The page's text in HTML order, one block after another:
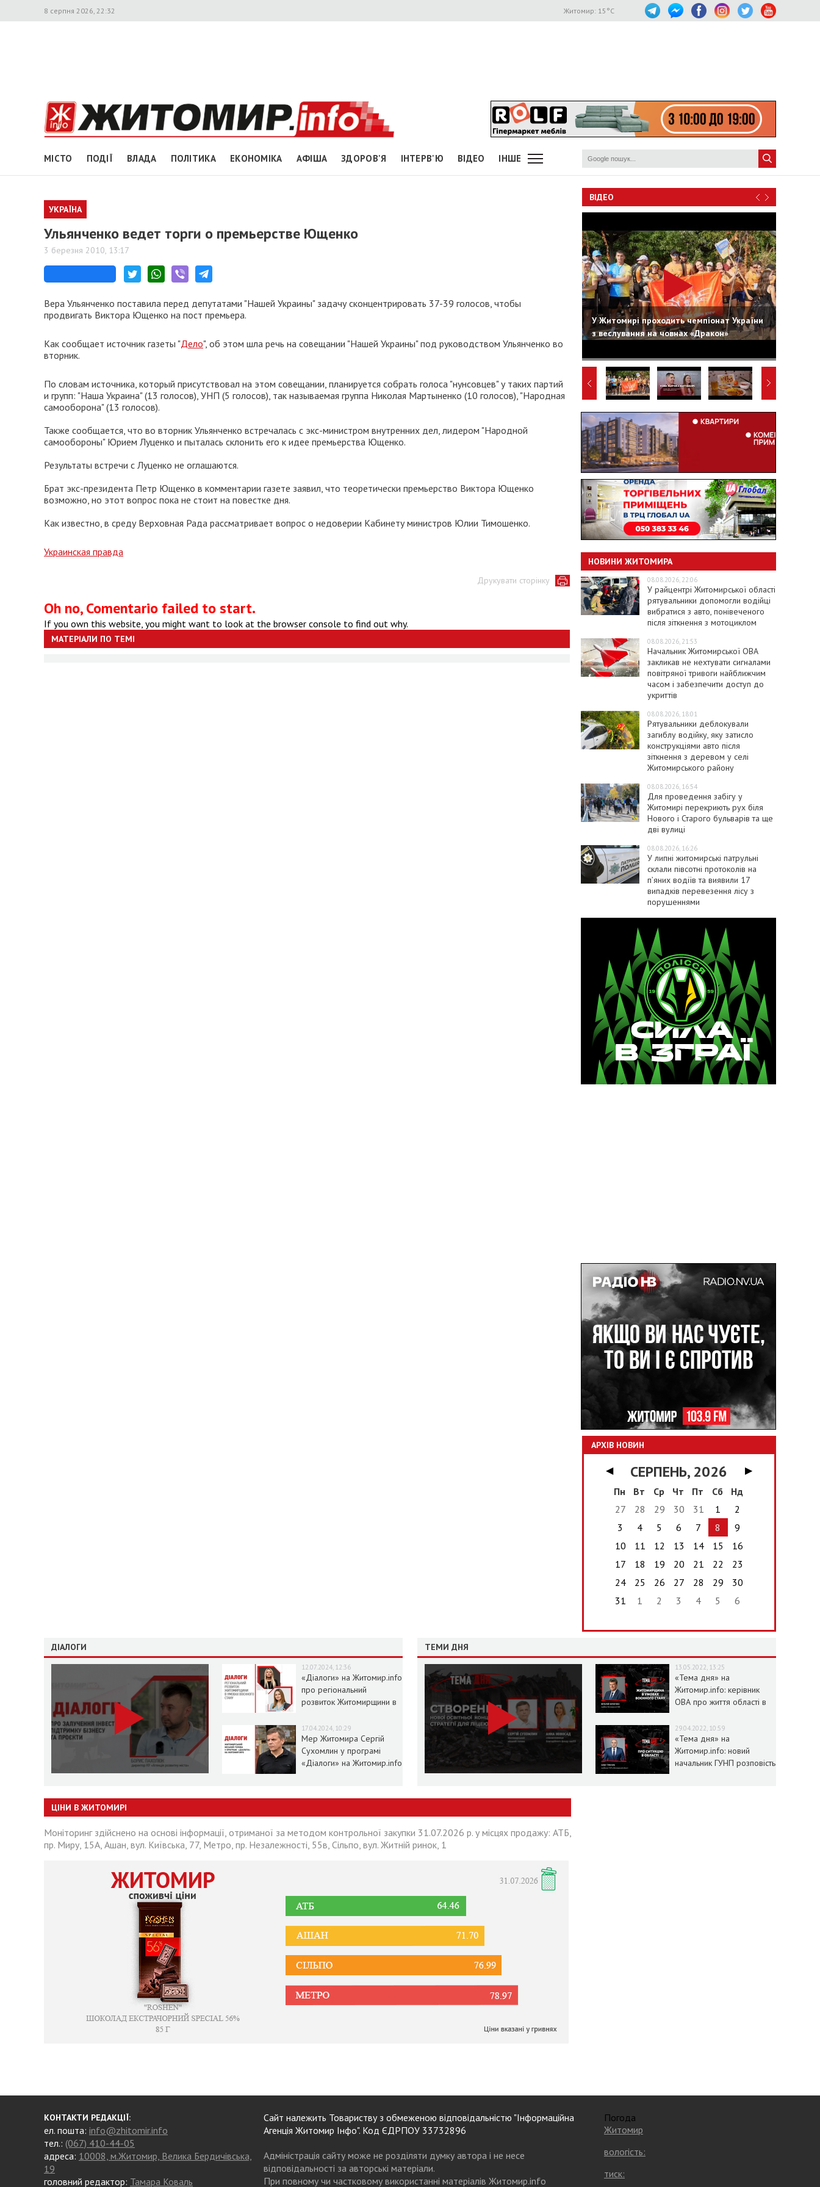
8 серпня 2026, 22:32 Житомир: 15 °C
МІСТО ПОДІЇ ВЛАДА ПОЛІТИКА ЕКОНОМІКА АФІША ЗДОРОВ'Я ІНТЕРВ'Ю ВІДЕО ІНШЕ
УКРАЇНА
Ульянченко ведет торги о премьерстве Ющенко
3 березня 2010, 13:17
Вера Ульянченко поставила перед депутатами "Нашей Украины" задачу сконцентрировать 37-39 голосов, чтобы
продвигать Виктора Ющенко на пост премьера.
Как сообщает источник газеты "Дело", об этом шла речь на совещании "Нашей Украины" под руководством Ульянченко во
вторник.
По словам источника, который присутствовал на этом совещании, планируется собрать голоса "нунсовцев" у таких партий
и групп: "Наша Украина" (13 голосов), УНП (5 голосов), так называемая группа Николая Мартыненко (10 голосов), "Народная
самооборона" (13 голосов).
Также сообщается, что во вторник Ульянченко встречалась с экс-министром внутренних дел, лидером "Народной
самообороны" Юрием Луценко и пыталась склонить его к идее премьерства Ющенко.
Результаты встречи с Луценко не оглашаются.
Брат экс-президента Петр Ющенко в комментарии газете заявил, что теоретически премьерство Виктора Ющенко
возможно, но этот вопрос пока не стоит на повестке дня.
Как известно, в среду Верховная Рада рассматривает вопрос о недоверии Кабинету министров Юлии Тимошенко.
Украинская правда
Друкувати сторінку
Oh no, Comentario failed to start.
If you own this website, you might want to look at the browser console to find out why.
МАТЕРІАЛИ ПО ТЕМІ
ВІДЕО
У Житомирі проходить чемпіонат України
з веслування на човнах «Дракон»
НОВИНИ ЖИТОМИРА
08.08.2026, 22:06
У райцентрі Житомирської області
рятувальники допомогли водійці
вибратися з авто, понівеченого
після зіткнення з мотоциклом
08.08.2026, 21:53
Начальник Житомирської ОВА
закликав не нехтувати сигналами
повітряної тривоги найближчим
часом і забезпечити доступ до
укриттів
08.08.2026, 18:01
Рятувальники деблокували
загиблу водійку, яку затисло
конструкціями авто після
зіткнення з деревом у селі
Житомирського району
08.08.2026, 16:54
Для проведення забігу у
Житомирі перекриють рух біля
Нового і Старого бульварів та ще
дві вулиці
08.08.2026, 16:26
У липні житомирські патрульні
склали півсотні протоколів на
пʼяних водіїв та виявили 17
випадків перевезення лісу з
порушеннями
АРХІВ НОВИН
◀ СЕРПЕНЬ, 2026
▶
Пн
Вт Ср Чт Пт Сб
Нд
27
28 29 30 31 1
2
3
4 5 6 7 8
9
10
11 12 13 14 15
16
17
18 19 20 21 22
23
24
25 26 27 28 29
30
31
1 2 3 4 5 6
ДІАЛОГИ
12.07.2024, 12:36
«Діалоги» на Житомир.info
про регіональний
розвиток Житомирщини в
17.04.2024, 10:29
Мер Житомира Сергій
Сухомлин у програмі
«Діалоги» на Житомир.info
ТЕМИ ДНЯ
13.05.2022, 13:25
«Тема дня» на
Житомир.info: керівник
ОВА про життя області в
29.04.2022, 10:59
«Тема дня» на
Житомир.info: новий
начальник ГУНП розповість
ЦІНИ В ЖИТОМИРІ
Моніторинг здійснено на основі інформації, отриманої за методом контрольної закупки 31.07.2026 р. у місцях продажу: АТБ,
пр. Миру, 15А, Ашан, вул. Київська, 77, Метро, пр. Незалежності, 55в, Сільпо, вул. Житній ринок, 1
КОНТАКТИ РЕДАКЦІЇ:
ел. пошта: info@zhitomir.info
тел.: (067) 410-44-05
адреса: 10008, м.Житомир, Велика Бердичівська,
19
головний редактор: Тамара Коваль
Сайт належить Товариству з обмеженою відповідальністю "Інформаційна
Агенція Житомир Інфо". Код ЄДРПОУ 33732896
Адміністрація сайту може не розділяти думку автора і не несе
відповідальності за авторські матеріали.
При повному чи частковому використанні матеріалів Житомир.info
Погода
Житомир
вологість:
тиск: